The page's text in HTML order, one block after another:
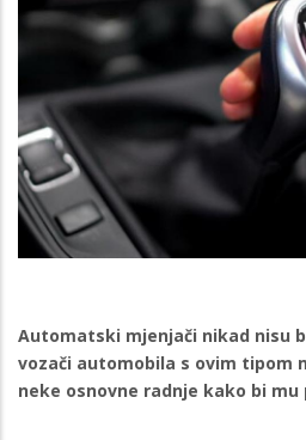
Automatski mjenjači nikad nisu
vozači automobila s ovim tipom
neke osnovne radnje kako bi